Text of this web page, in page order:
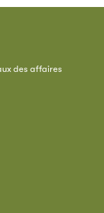
des affaires